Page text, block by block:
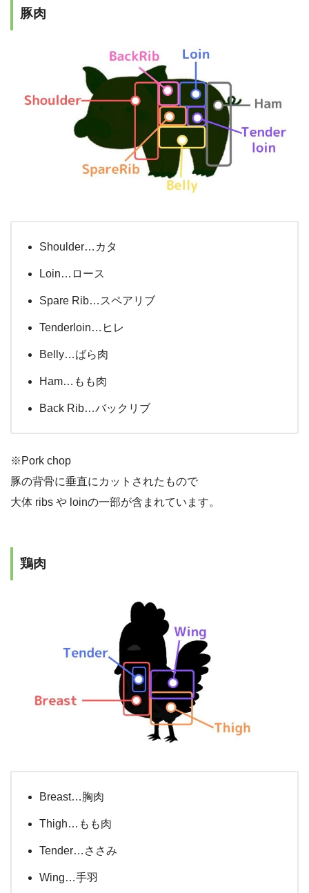
豚肉
Shoulder…カタ
Loin…ロース
Spare Rib…スペアリブ
Tenderloin…ヒレ
Belly…ばら肉
Ham…もも肉
Back Rib…バックリブ
※Pork chop
豚の背骨に垂直にカットされたもので
大体 ribs や loinの一部が含まれています。
鶏肉
Breast…胸肉
Thigh…もも肉
Tender…ささみ
Wing…手羽